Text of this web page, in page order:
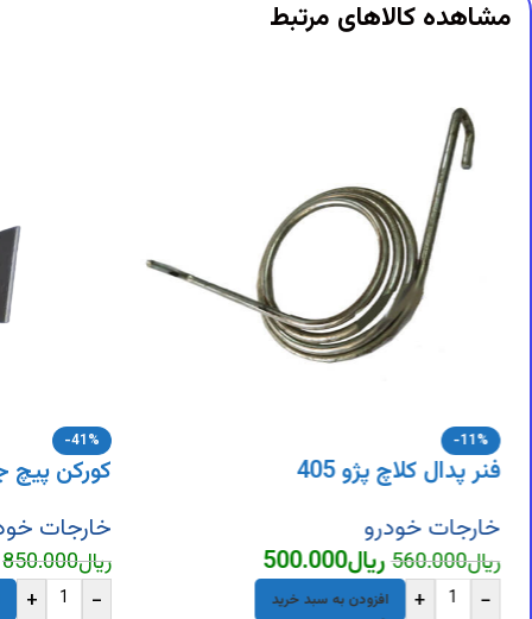
DigiArzanSara
DigiArzanSara
DigiArzanSara
DigiArzanSara
DigiArzanSara
DigiArzanSara
مشاهده کالاهای مرتبط
-11%
فنر پدال کلاچ پژو 405
خارجات خودرو
ریال560.000ریال500.000
-
+ افزودن به سبد خرید
-41%
کورکن پیچ
خارجات
ریال850.000
-
+